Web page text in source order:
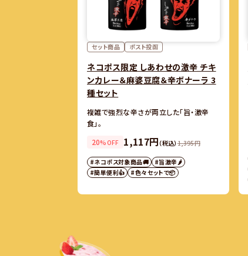
セット商品 ポスト投函
ネコポス限定 しあわせの激辛 チキ
ンカレー＆麻婆豆腐＆辛ボナーラ 3
種セット
複雑で強烈な辛さが両立した「旨・激辛
食」。
20%OFF 1,117円（税込）1,395円
#ネコポス対象商品🚚
#旨激辛🌶
#簡単便利👍
#色々セットで📦